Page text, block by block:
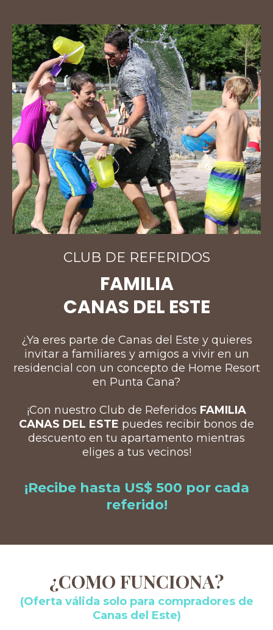
CLUB DE REFERIDOS
FAMILIA
CANAS DEL ESTE
¿Ya eres parte de Canas del Este y quieres
invitar a familiares y amigos a vivir en un
residencial con un concepto de Home Resort
en Punta Cana?
¡Con nuestro Club de Referidos FAMILIA
CANAS DEL ESTE puedes recibir bonos de
descuento en tu apartamento mientras
eliges a tus vecinos!
¡Recibe hasta US$ 500 por cada
referido!
¿COMO FUNCIONA?
(Oferta válida solo para compradores de
Canas del Este)